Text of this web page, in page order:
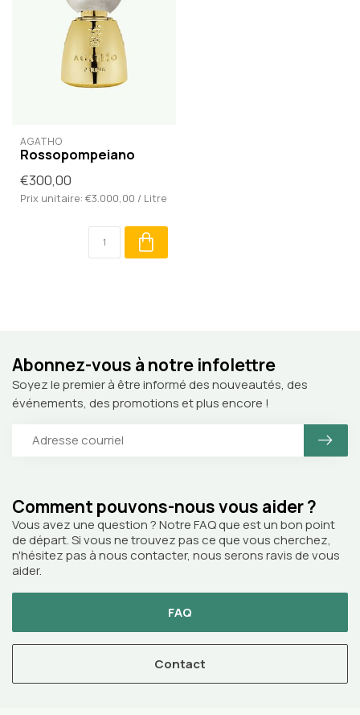
AGATHO
Rossopompeiano
€300,00
Prix unitaire: €3.000,00 / Litre
Comment pouvons-nous vous aider ?
Vous avez une question ? Notre FAQ que est un bon point
de départ. Si vous ne trouvez pas ce que vous cherchez,
n'hésitez pas à nous contacter, nous serons ravis de vous
aider.
FAQ
Contact
Abonnez-vous à notre infolettre
Soyez le premier à être informé des nouveautés, des
événements, des promotions et plus encore !